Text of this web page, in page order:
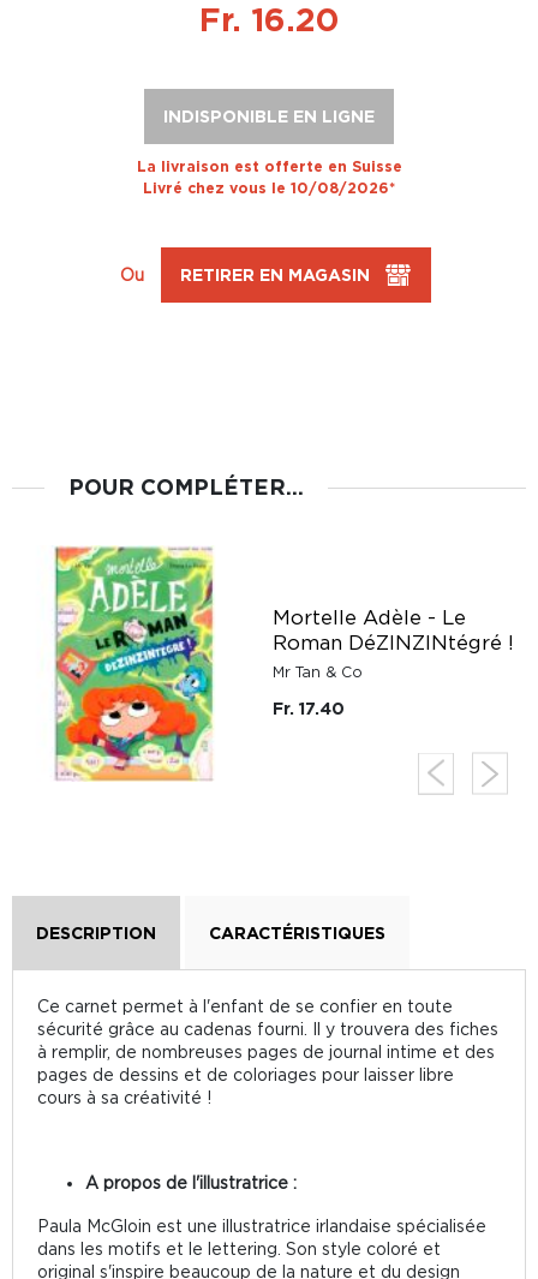
Fr. 16.20
INDISPONIBLE EN LIGNE
La livraison est offerte en Suisse
Livré chez vous le 10/08/2026*
Ou RETIRER EN MAGASIN
POUR COMPLÉTER...
Mortelle Adèle - Le
Roman DéZINZINtégré !
Mr Tan & Co
Fr. 17.40
DESCRIPTION CARACTÉRISTIQUES
Ce carnet permet à l'enfant de se confier en toute
sécurité grâce au cadenas fourni. Il y trouvera des fiches
à remplir, de nombreuses pages de journal intime et des
pages de dessins et de coloriages pour laisser libre
cours à sa créativité !
A propos de l'illustratrice :
Paula McGloin est une illustratrice irlandaise spécialisée
dans les motifs et le lettering. Son style coloré et
original s'inspire beaucoup de la nature et du design